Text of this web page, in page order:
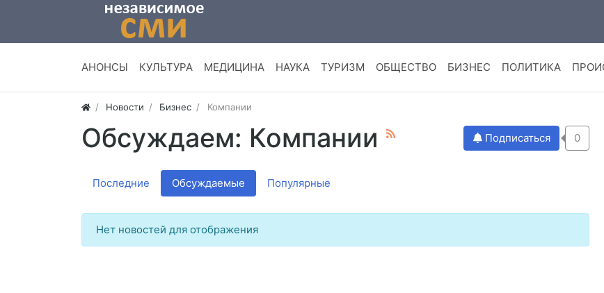
АНОНСЫ КУЛЬТУРА МЕДИЦИНА НАУКА ТУРИЗМ ОБЩЕСТВО БИЗНЕС ПОЛИТИКА
Новости Бизнес Компании
Обсуждаем: Компании Подписаться 0
Последние Обсуждаемые Популярные
Нет новостей для отображения